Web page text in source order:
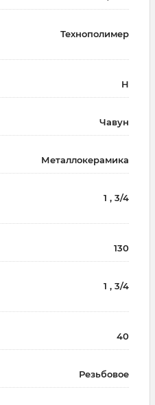
Технополимер
H
Чавун
Металлокерамика
1 , 3/4
130
1 , 3/4
40
Резьбовое